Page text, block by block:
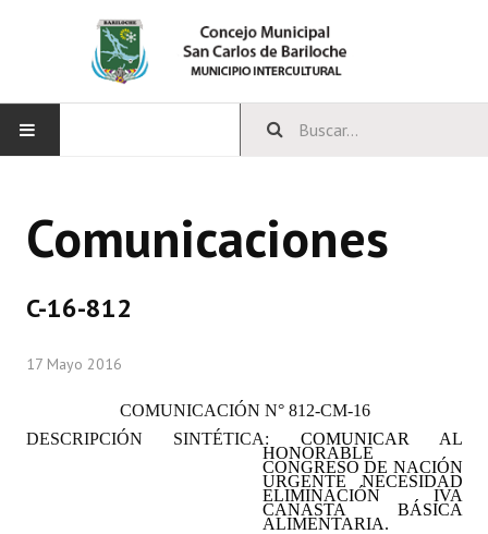
CONCEJO
Comisiones Permanentes
Comisiones Especiales
Comunicaciones
C-16-812
17 Mayo 2016
COMUNICACIÓN N° 812-CM-16
DESCRIPCIÓN SINTÉTICA: COMUNICAR AL
HONORABLE
CONGRESO DE NACIÓN
URGENTE NECESIDAD
ELIMINACIÓN IVA
CANASTA BÁSICA
ALIMENTARIA.